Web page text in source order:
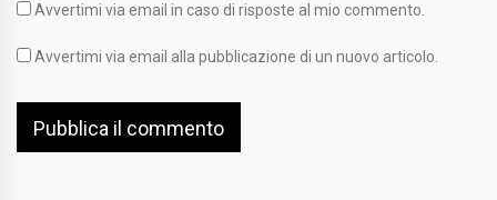
Avvertimi via email in caso di risposte al mio commento.
Avvertimi via email alla pubblicazione di un nuovo articolo.